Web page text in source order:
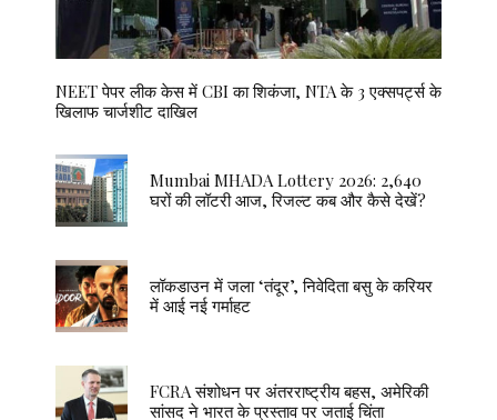
NEET पेपर लीक केस में CBI का शिकंजा, NTA के 3 एक्सपर्ट्स के
खिलाफ चार्जशीट दाखिल
Mumbai MHADA Lottery 2026: 2,640
घरों की लॉटरी आज, रिजल्ट कब और कैसे देखें?
लॉकडाउन में जला ‘तंदूर’, निवेदिता बसु के करियर
में आई नई गर्माहट
FCRA संशोधन पर अंतरराष्ट्रीय बहस, अमेरिकी
सांसद ने भारत के प्रस्ताव पर जताई चिंता